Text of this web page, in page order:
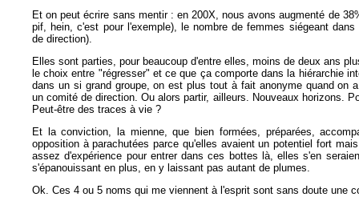
Et on peut écrire sans mentir : en 200X, nous avons augmenté de
pif, hein, c'est pour l'exemple), le nombre de femmes siégeant
de direction).
Elles sont parties, pour beaucoup d'entre elles, moins de deux ans
le choix entre "régresser" et ce que ça comporte dans la hiérarchie
dans un si grand groupe, on est plus tout à fait anonyme quand on
un comité de direction. Ou alors partir, ailleurs. Nouveaux horizons.
Peut-être des traces à vie ?
Et la conviction, la mienne, que bien formées, préparées,
opposition à parachutées parce qu'elles avaient un potentiel fort
assez d'expérience pour entrer dans ces bottes là, elles s'en
s'épanouissant en plus, en y laissant pas autant de plumes.
Ok. Ces 4 ou 5 noms qui me viennent à l'esprit sont sans doute une